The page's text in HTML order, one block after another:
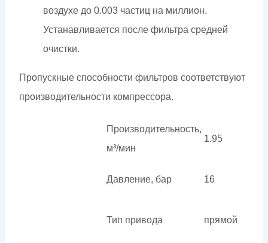
воздухе до 0.003 частиц на миллион.
Устанавливается после фильтра средней
очистки.
Пропускные способности фильтров соответствуют
производительности компрессора.
Производительность,
м³/мин
1.95
Давление, бар 16
Тип привода прямой